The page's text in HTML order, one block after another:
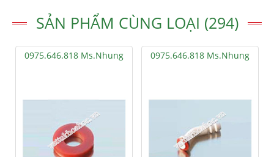
SẢN PHẨM CÙNG LOẠI (294)
0975.646.818 Ms.Nhung 0975.646.818 Ms.Nhung